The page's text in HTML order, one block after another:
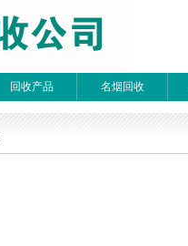
回收产品 名烟回收